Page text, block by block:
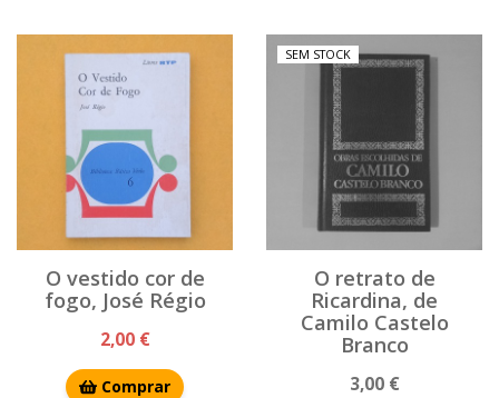
O vestido cor de
fogo, José Régio
2,00 €
Comprar
SEM STOCK
O retrato de
Ricardina, de
Camilo Castelo
Branco
3,00 €